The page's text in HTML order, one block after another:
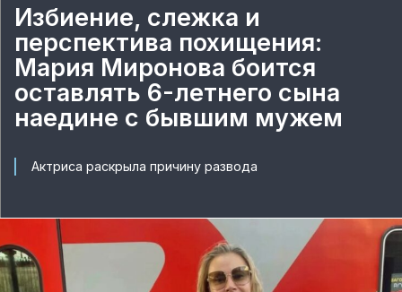
Избиение, слежка и
перспектива похищения:
Мария Миронова боится
оставлять 6-летнего сына
наедине с бывшим мужем
Актриса раскрыла причину развода